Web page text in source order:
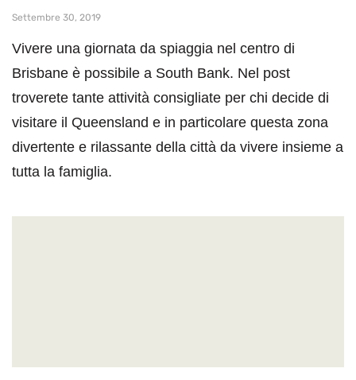
Settembre 30, 2019
Vivere una giornata da spiaggia nel centro di
Brisbane è possibile a South Bank. Nel post
troverete tante attività consigliate per chi decide di
visitare il Queensland e in particolare questa zona
divertente e rilassante della città da vivere insieme a
tutta la famiglia.